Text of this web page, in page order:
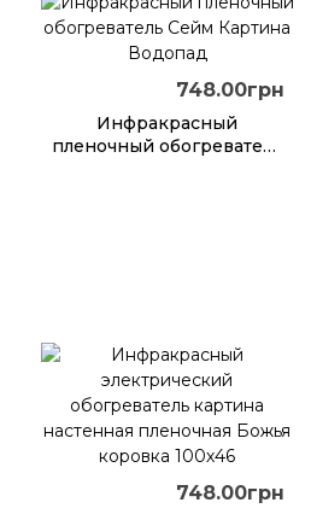
Инфракрасный
пленочный обогреватель
748.00грн
748.00грн